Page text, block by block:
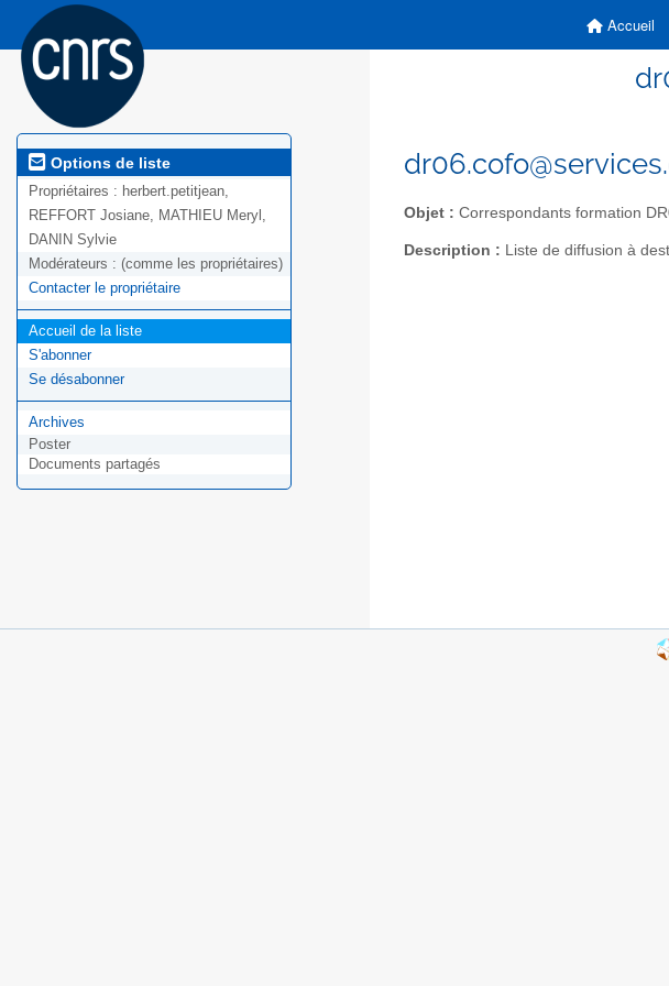
Accueil
Options de liste
Propriétaires : herbert.petitjean,
REFFORT Josiane, MATHIEU Meryl,
DANIN Sylvie
Modérateurs : (comme les propriétaires)
Contacter le propriétaire
Accueil de la liste
S'abonner
Se désabonner
Archives
Poster
Documents partagés
Objet : Correspondants formation
Description : Liste de diffusion à